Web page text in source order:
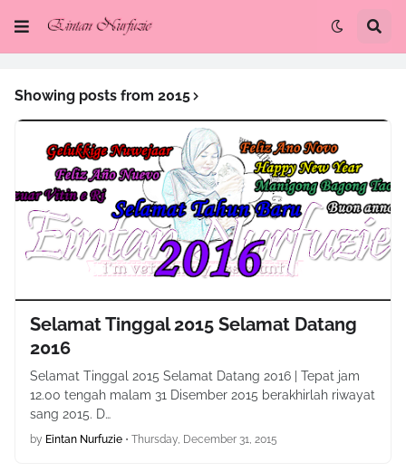
Showing posts from 2015
Selamat Tinggal 2015 Selamat Datang
2016
Selamat Tinggal 2015 Selamat Datang 2016 | Tepat jam
12.00 tengah malam 31 Disember 2015 berakhirlah riwayat
sang 2015. D…
by Eintan Nurfuzie • Thursday, December 31, 2015